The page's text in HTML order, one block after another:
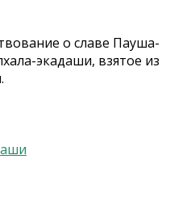
о славе Пауша-
экадаши, взятое из